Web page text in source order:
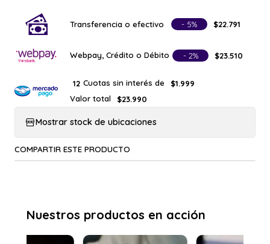
Transferencia o efectivo - 5% $22.791
Webpay, Crédito o Débito - 2% $23.510
12 Cuotas sin interés de
$1.999
Valor total
$23.990
Mostrar stock de ubicaciones
COMPARTIR ESTE PRODUCTO